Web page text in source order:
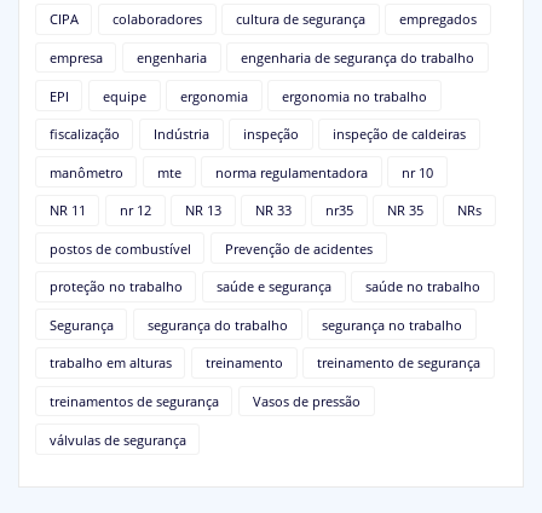
CIPA colaboradores cultura de segurança empregados
empresa engenharia engenharia de segurança do trabalho
EPI equipe ergonomia ergonomia no trabalho
fiscalização Indústria inspeção inspeção de caldeiras
manômetro mte norma regulamentadora nr 10
NR 11 nr 12 NR 13 NR 33 nr35 NR 35 NRs
postos de combustível Prevenção de acidentes
proteção no trabalho saúde e segurança saúde no trabalho
Segurança segurança do trabalho segurança no trabalho
trabalho em alturas treinamento treinamento de segurança
treinamentos de segurança Vasos de pressão
válvulas de segurança